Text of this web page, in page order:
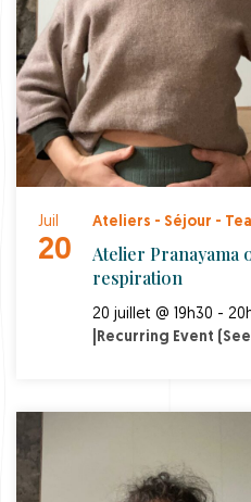
Juil
20
Ateliers - Séjour -
Atelier Pranayama
respiration
20 juillet @ 19h30 -
Recurring Event